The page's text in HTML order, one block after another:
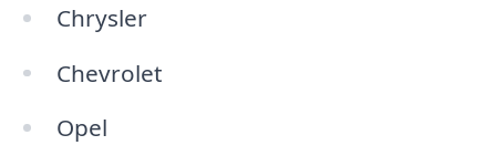
Chrysler
Chevrolet
Opel